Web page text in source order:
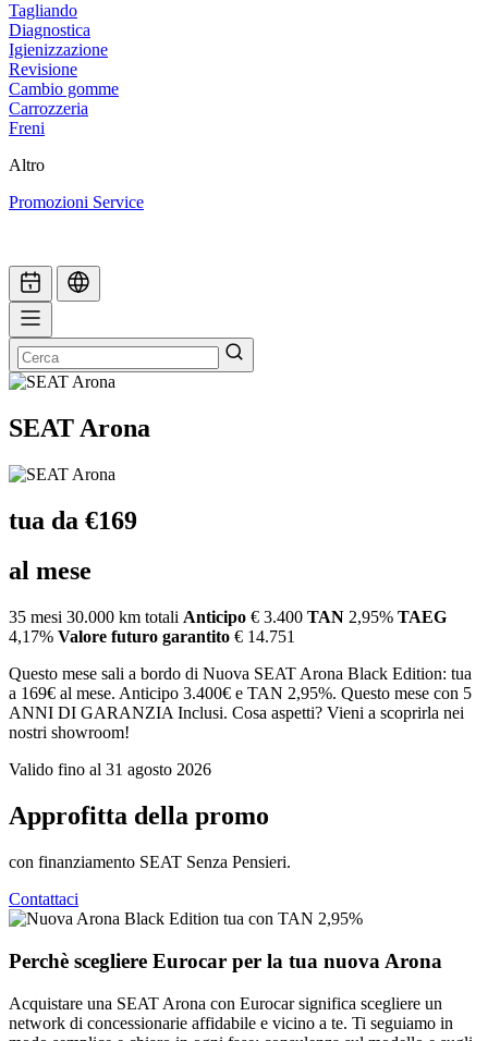
Tagliando
Diagnostica
Igienizzazione
Revisione
Cambio gomme
Carrozzeria
Freni
Altro
Promozioni Service
SEAT Arona
tua da €169
al mese
35 mesi 30.000 km totali Anticipo € 3.400 TAN 2,95% TAEG
4,17% Valore futuro garantito € 14.751
Questo mese sali a bordo di Nuova SEAT Arona Black Edition: tua
a 169€ al mese. Anticipo 3.400€ e TAN 2,95%. Questo mese con 5
ANNI DI GARANZIA Inclusi. Cosa aspetti? Vieni a scoprirla nei
nostri showroom!
Valido fino al 31 agosto 2026
Approfitta della promo
con finanziamento SEAT Senza Pensieri.
Contattaci
Perchè scegliere Eurocar per la tua nuova Arona
Acquistare una SEAT Arona con Eurocar significa scegliere un
network di concessionarie affidabile e vicino a te. Ti seguiamo in